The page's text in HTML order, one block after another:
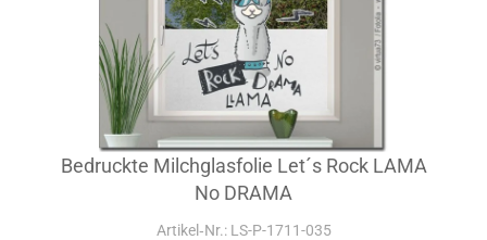
Bedruckte Milchglasfolie Let´s Rock LAMA
No DRAMA
Artikel‑Nr.: LS-P-1711-035